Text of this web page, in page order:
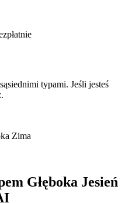
typami. Jeśli jesteś
Zima
Głęboka Jesień